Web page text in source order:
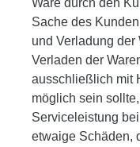
Ware durch den
Sache des
und Verladung der
Verladen der
ausschließlich mit
möglich sein
Serviceleistung
etwaige Schäden,